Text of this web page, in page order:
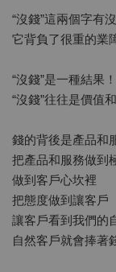
“沒錢”這兩個字有
它背負了很重的業
“沒錢”是一種結果
“沒錢”往往是價值
錢的背後是產品和
把產品和服務做到
做到客戶心坎裡
把態度做到讓客戶
讓客戶看到我們的
自然客戶就會捧